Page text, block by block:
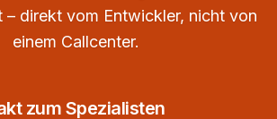
– direkt vom Entwickler, nicht von
einem Callcenter.
zum Spezialisten